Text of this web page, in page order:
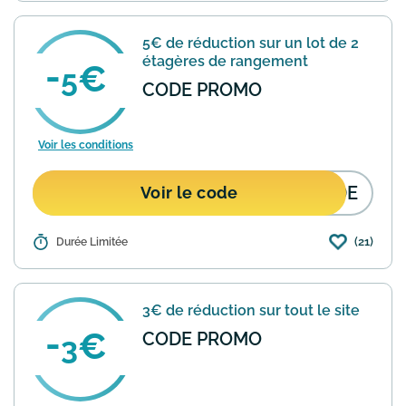
"AAHM". Ajoutez simplement le code
dans votre panier avant de finaliser
votre commande pour profiter de...En
savoir plus
5
5€ de réduction sur un lot de 2
étagères de rangement
CODE PROMO
Voir les conditions
Voir le code 1DE
Détails : Joybuy propose une offre de 5€ de
étagères de rangement. Pour en
bénéficier, ajoutez le produit à votre
panier et saisissez le code pr...En savoir
plus
Durée Limitée (21)
3
3€ de réduction sur tout le site
CODE PROMO